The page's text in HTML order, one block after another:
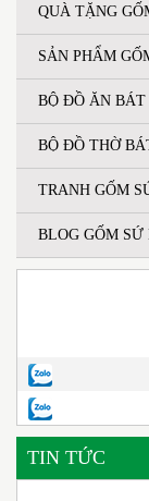
QUÀ TẶNG
SẢN PHẨM
BỘ ĐỒ ĂN BÁT
BỘ ĐỒ THỜ
TRANH GỐM
BLOG GỐM
TIN TỨC